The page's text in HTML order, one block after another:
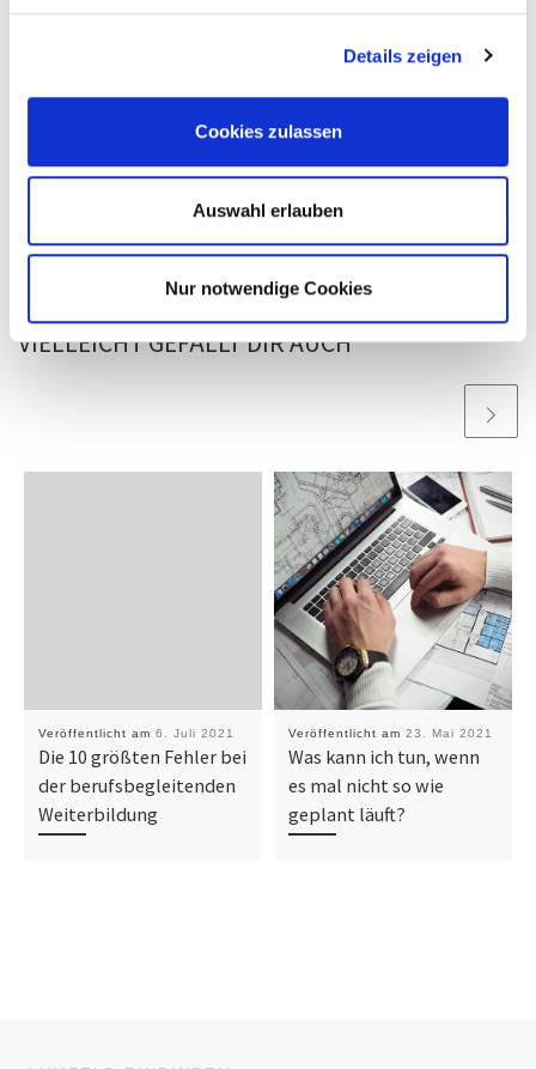
Details zeigen
Cookies zulassen
Auswahl erlauben
Nur notwendige Cookies
Es geht darum, realistisch zu planen und in der (evtl. nun
kürzeren Zeit) fokussiert zu lernen!
VIELLEICHT GEFÄLLT DIR AUCH
Veröffentlicht am 6. Juli 2021
Die 10 größten Fehler bei
der berufsbegleitenden
Weiterbildung
Veröffentlicht am 23. Mai 2021
Was kann ich tun, wenn
es mal nicht so wie
geplant läuft?